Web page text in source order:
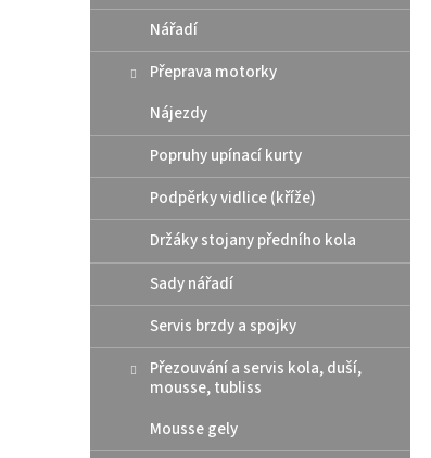
Nářadí
Přeprava motorky
Nájezdy
Popruhy upínací kurty
Podpěrky vidlice (kříže)
Držáky stojany předního kola
Sady nářadí
Servis brzdy a spojky
Přezouvání a servis kola, duší,
mousse, tubliss
Mousse gely